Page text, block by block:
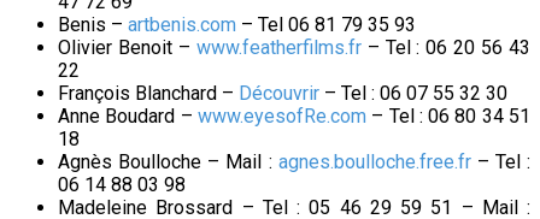
Benis – artbenis.com – Tel 06 81 79 35 93
Olivier Benoit – www.featherfilms.fr– Tel : 06 20 56 43
22
François Blanchard – Découvrir – Tel : 06 07 55 32 30
Anne Boudard – www.eyesofRe.com– Tel : 06 80 34 51
18
Agnès Boulloche – Mail : agnes.boulloche.free.fr– Tel :
06 14 88 03 98
Madeleine Brossard – Tel : 05 46 29 59 51 – Mail :